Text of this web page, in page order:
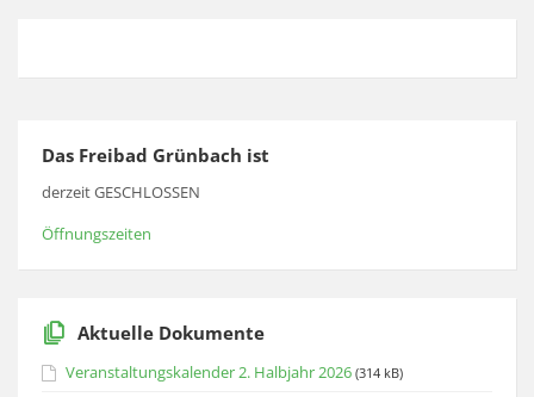
Das Freibad Grünbach ist
derzeit GESCHLOSSEN
Öffnungszeiten
Aktuelle Dokumente
Veranstaltungskalender 2. Halbjahr 2026 (314 kB)